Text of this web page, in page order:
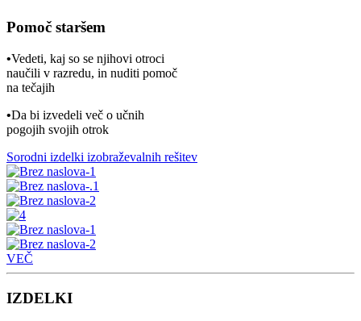
Pomoč staršem
•Vedeti, kaj so se njihovi otroci
naučili v razredu, in nuditi pomoč
na tečajih
•Da bi izvedeli več o učnih
pogojih svojih otrok
Sorodni izdelki izobraževalnih rešitev
VEČ
IZDELKI